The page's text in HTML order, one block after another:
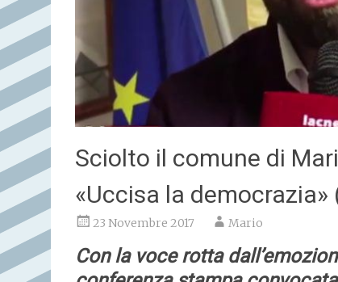
Sciolto il comune di
«Uccisa la democrazia»
23 Novembre 2017 Mario
Con la voce rotta